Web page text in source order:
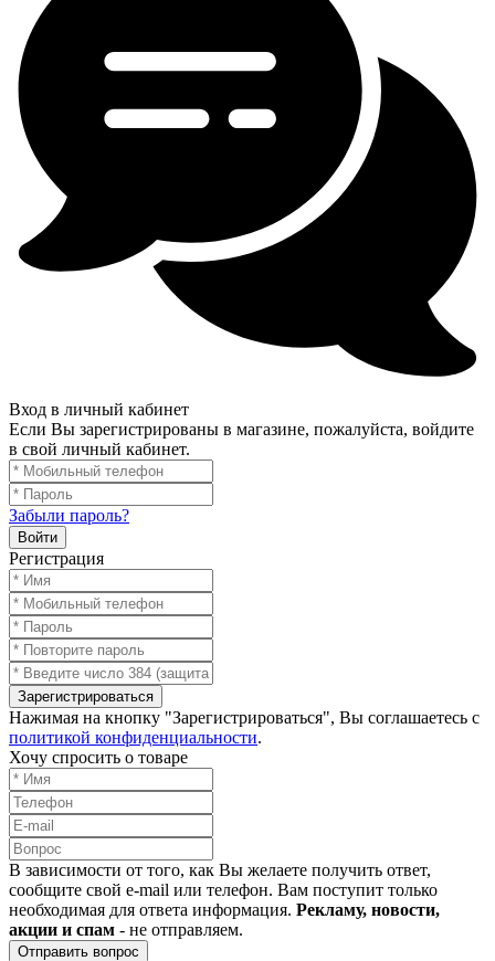
Вход в личный кабинет
Если Вы зарегистрированы в магазине, пожалуйста, войдите
в свой личный кабинет.
Забыли пароль?
Войти
Регистрация
Зарегистрироваться
Нажимая на кнопку "Зарегистрироваться", Вы соглашаетесь с
политикой конфиденциальности.
Хочу спросить о товаре
В зависимости от того, как Вы желаете получить ответ,
сообщите свой e-mail или телефон. Вам поступит только
необходимая для ответа информация. Рекламу, новости,
акции и спам - не отправляем.
Отправить вопрос